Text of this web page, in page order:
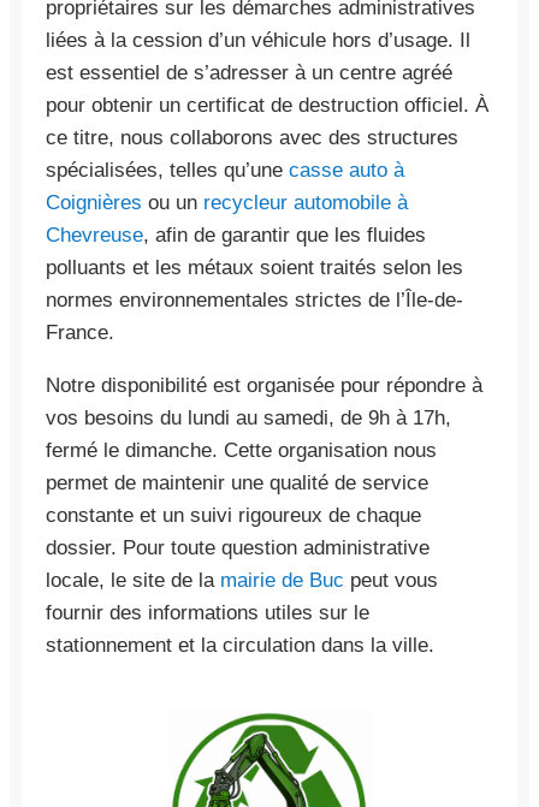
propriétaires sur les démarches administratives
liées à la cession d’un véhicule hors d’usage. Il
est essentiel de s’adresser à un centre agréé
pour obtenir un certificat de destruction officiel. À
ce titre, nous collaborons avec des structures
spécialisées, telles qu’une casse auto à
Coignières ou un recycleur automobile à
Chevreuse, afin de garantir que les fluides
polluants et les métaux soient traités selon les
normes environnementales strictes de l’Île-de-
France.
Notre disponibilité est organisée pour répondre à
vos besoins du lundi au samedi, de 9h à 17h,
fermé le dimanche. Cette organisation nous
permet de maintenir une qualité de service
constante et un suivi rigoureux de chaque
dossier. Pour toute question administrative
locale, le site de la mairie de Buc peut vous
fournir des informations utiles sur le
stationnement et la circulation dans la ville.